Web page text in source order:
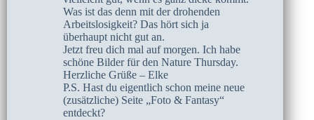
Was ist das denn mit der drohenden
Arbeitslosigkeit? Das hört sich ja
überhaupt nicht gut an.
Jetzt freu dich mal auf morgen. Ich habe
schöne Bilder für den Nature Thursday.
Herzliche Grüße – Elke
P.S. Hast du eigentlich schon meine neue
(zusätzliche) Seite „Foto & Fantasy“
entdeckt?